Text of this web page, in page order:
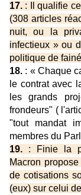
17. : Il qualifie
(308 articles
nuit, ou la
infectieux » ou
politique de
18. : « Chaque
le contrat avec
les grands
frondeurs" (
"tout mandat
membres du
19. : Finie la
Macron
de cotisations
(eux) sur celui